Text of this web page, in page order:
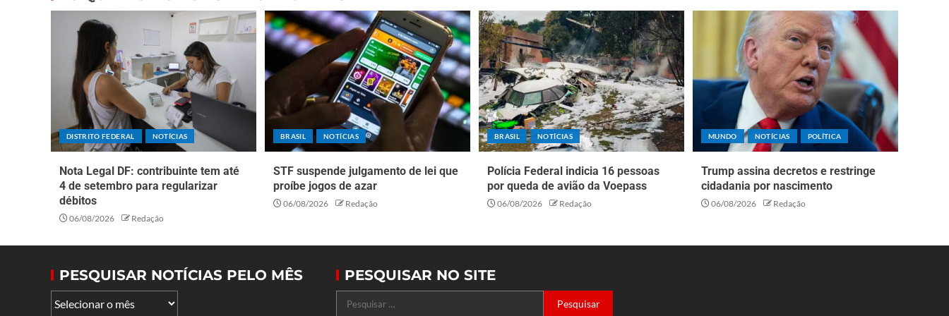
DISTRITO FEDERAL NOTÍCIAS
Nota Legal DF: contribuinte tem até
4 de setembro para regularizar
débitos
06/08/2026 Redação
BRASIL NOTÍCIAS
STF suspende julgamento de lei que
proíbe jogos de azar
06/08/2026 Redação
BRASIL NOTÍCIAS
Polícia Federal indicia 16 pessoas
por queda de avião da Voepass
06/08/2026 Redação
MUNDO NOTÍCIAS POLÍTICA
Trump assina decretos e restringe
cidadania por nascimento
06/08/2026 Redação
PESQUISAR NOTÍCIAS PELO MÊS PESQUISAR NO SITE